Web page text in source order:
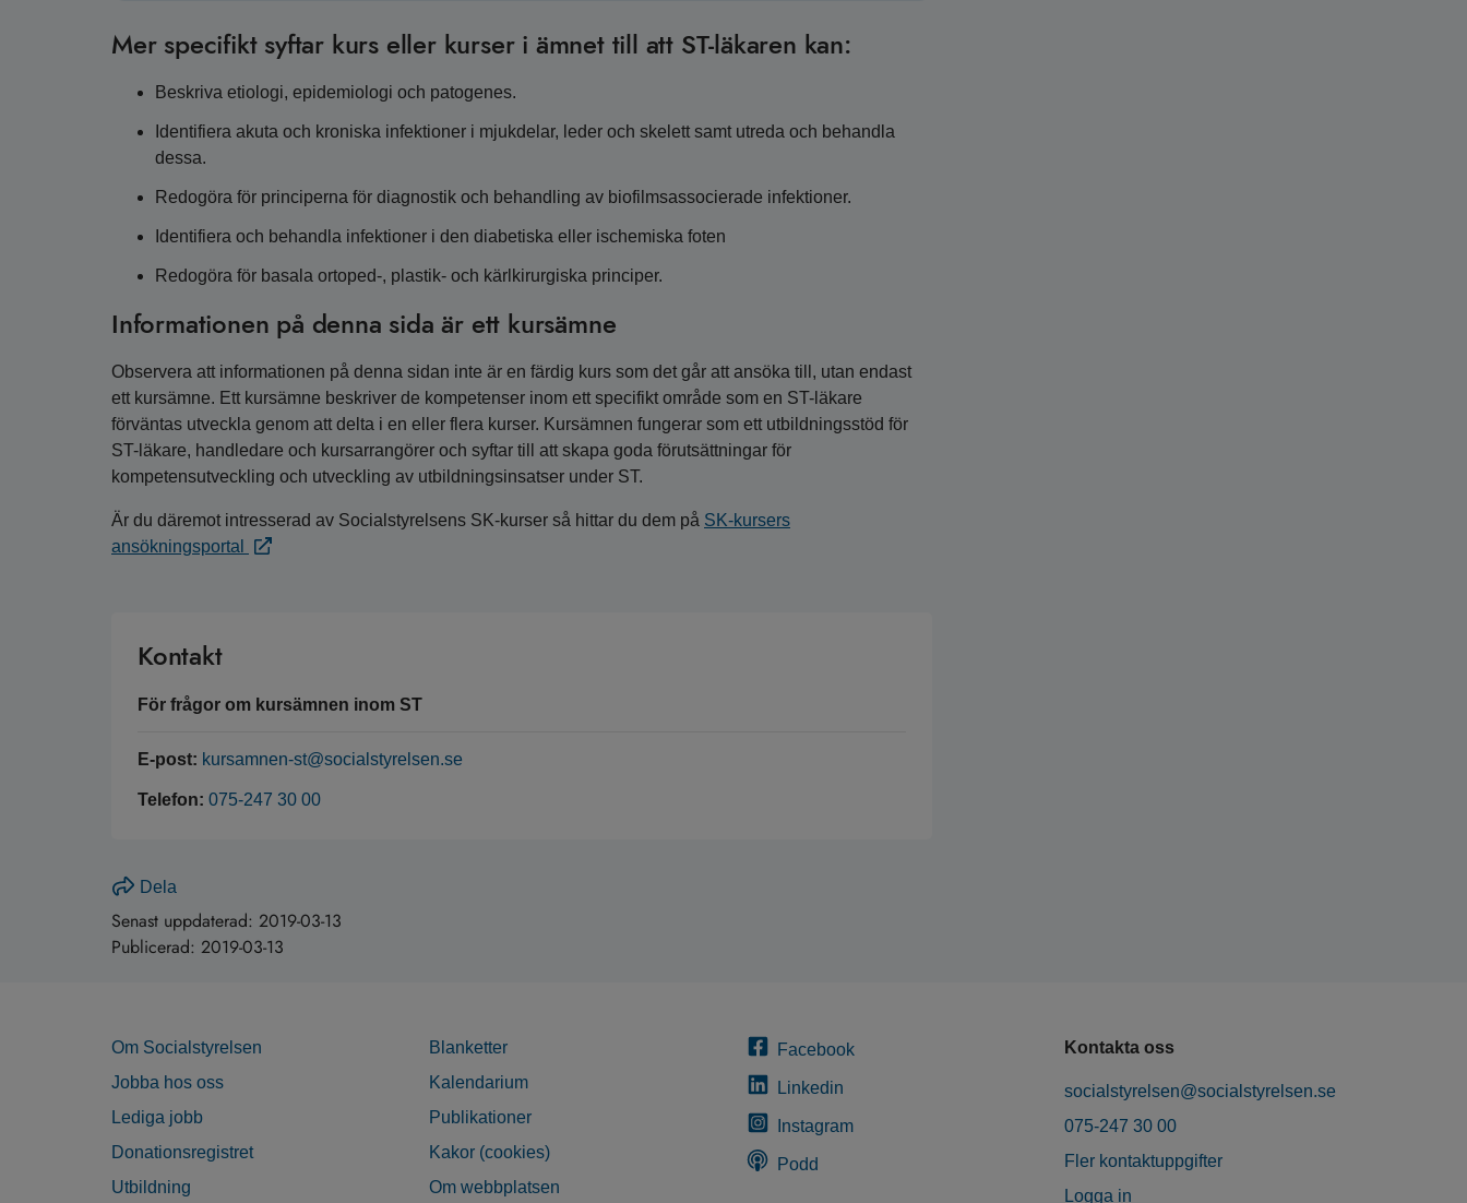
Mer specifikt syftar kurs eller kurser i ämnet till att ST-läkaren kan:
Beskriva etiologi, epidemiologi och patogenes.
Identifiera akuta och kroniska infektioner i mjukdelar, leder och skelett samt utreda och behandla
dessa.
Redogöra för principerna för diagnostik och behandling av biofilmsassocierade infektioner.
Identifiera och behandla infektioner i den diabetiska eller ischemiska foten
Redogöra för basala ortoped-, plastik- och kärlkirurgiska principer.
Informationen på denna sida är ett kursämne
Observera att informationen på denna sidan inte är en färdig kurs som det går att ansöka till, utan endast
ett kursämne. Ett kursämne beskriver de kompetenser inom ett specifikt område som en ST-läkare
förväntas utveckla genom att delta i en eller flera kurser. Kursämnen fungerar som ett utbildningsstöd för
ST-läkare, handledare och kursarrangörer och syftar till att skapa goda förutsättningar för
kompetensutveckling och utveckling av utbildningsinsatser under ST.
Är du däremot intresserad av Socialstyrelsens SK-kurser så hittar du dem på SK-kursers
ansökningsportal
Kontakt
För frågor om kursämnen inom ST
E-post: kursamnen-st@socialstyrelsen.se
Telefon: 075-247 30 00
Dela
Senast uppdaterad: 2019-03-13
Publicerad: 2019-03-13
Om Socialstyrelsen
Jobba hos oss
Lediga jobb
Donationsregistret
Utbildning
Blanketter
Kalendarium
Publikationer
Kakor (cookies)
Om webbplatsen
Facebook
Linkedin
Instagram
Podd
Kontakta oss
socialstyrelsen@socialstyrelsen.se
075-247 30 00
Fler kontaktuppgifter
Logga in